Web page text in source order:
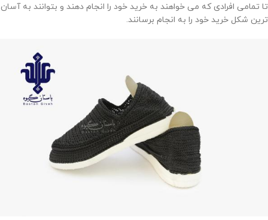
تا تمامی افرادی که می خواهند به خرید خود را انجام دهند و بتوانند به آسان
ترین شکل خرید خود را به انجام برسانند.